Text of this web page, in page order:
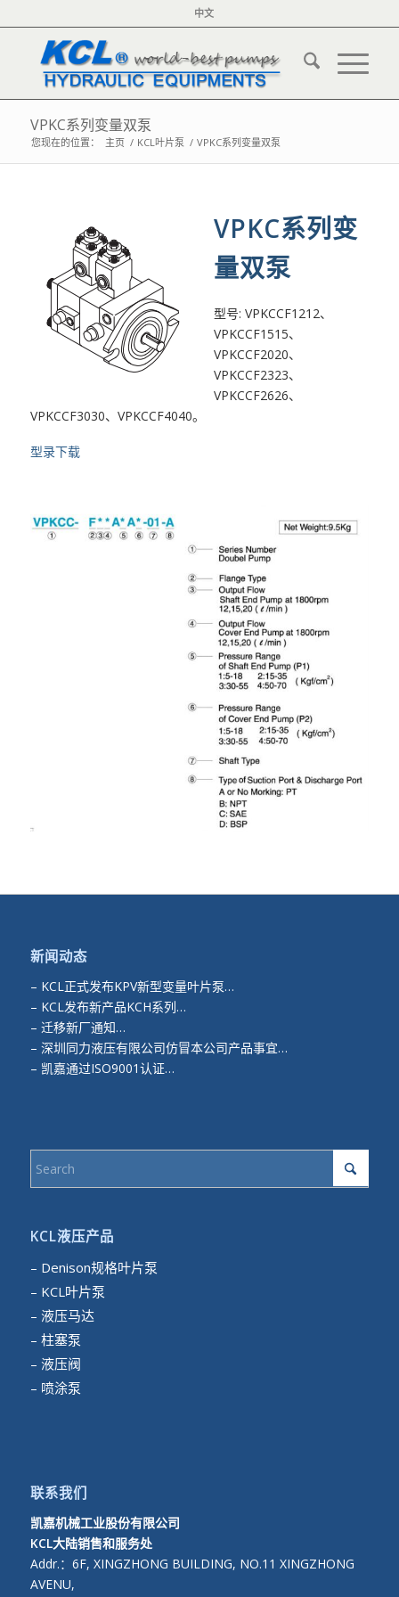
中文
VPKC系列变量双泵
您现在的位置： 主页 / KCL叶片泵 / VPKC系列变量双泵
VPKC系列变
量双泵
型号: VPKCCF1212、
VPKCCF1515、
VPKCCF2020、
VPKCCF2323、
VPKCCF2626、
VPKCCF3030、VPKCCF4040。
型录下载
新闻动态
– KCL正式发布KPV新型变量叶片泵…
– KCL发布新产品KCH系列…
– 迁移新厂通知…
– 深圳同力液压有限公司仿冒本公司产品事宜…
– 凯嘉通过ISO9001认证…
KCL液压产品
– Denison规格叶片泵
– KCL叶片泵
– 液压马达
– 柱塞泵
– 液压阀
– 喷涂泵
联系我们
凯嘉机械工业股份有限公司
KCL大陆销售和服务处
Addr.：6F, XINGZHONG BUILDING, NO.11 XINGZHONG
AVENU,